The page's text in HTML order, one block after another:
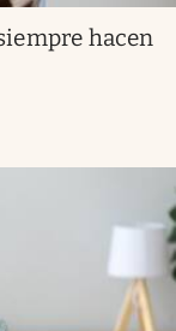
hacen